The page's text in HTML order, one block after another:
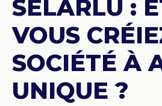
SELARLU :
VOUS
SOCIÉTÉ À
UNIQUE ?